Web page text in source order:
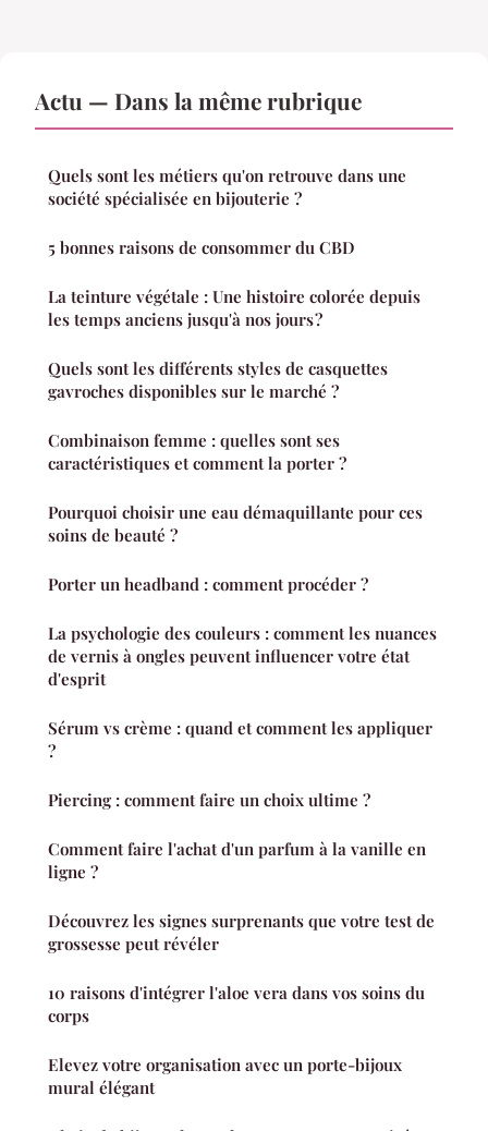
Actu — Dans la même rubrique
Quels sont les métiers qu'on retrouve dans une
société spécialisée en bijouterie ?
5 bonnes raisons de consommer du CBD
La teinture végétale : Une histoire colorée depuis
les temps anciens jusqu'à nos jours ?
Quels sont les différents styles de casquettes
gavroches disponibles sur le marché ?
Combinaison femme : quelles sont ses
caractéristiques et comment la porter ?
Pourquoi choisir une eau démaquillante pour ces
soins de beauté ?
Porter un headband : comment procéder ?
La psychologie des couleurs : comment les nuances
de vernis à ongles peuvent influencer votre état
d'esprit
Sérum vs crème : quand et comment les appliquer
?
Piercing : comment faire un choix ultime ?
Comment faire l'achat d'un parfum à la vanille en
ligne ?
Découvrez les signes surprenants que votre test de
grossesse peut révéler
10 raisons d'intégrer l'aloe vera dans vos soins du
corps
Elevez votre organisation avec un porte-bijoux
mural élégant